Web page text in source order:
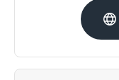
Vendredi
Samedi